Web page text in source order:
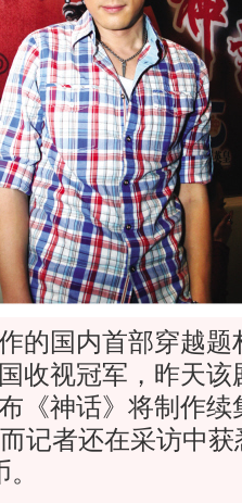
国内首部穿越题
收视冠军，昨天
《神话》将制作续
记者还在采访中